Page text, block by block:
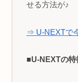
せる方法が♪
⇒ U-NEXTで
■U-NEXTの特